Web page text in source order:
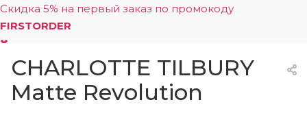
Скидка 5% на первый заказ по промокоду
FIRSTORDER
0
CHARLOTTE TILBURY
Matte Revolution